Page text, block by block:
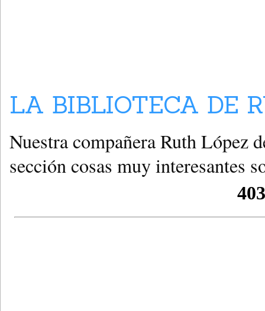
LA BIBLIOTECA DE
Nuestra compañera Ruth López
sección cosas muy interesantes